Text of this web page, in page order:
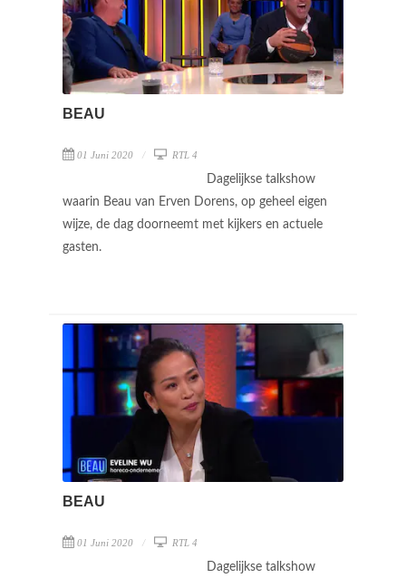
BEAU
01 Juni 2020 RTL 4
Dagelijkse talkshow
waarin Beau van Erven Dorens, op geheel eigen
wijze, de dag doorneemt met kijkers en actuele
gasten.
BEAU
01 Juni 2020 RTL 4
Dagelijkse talkshow